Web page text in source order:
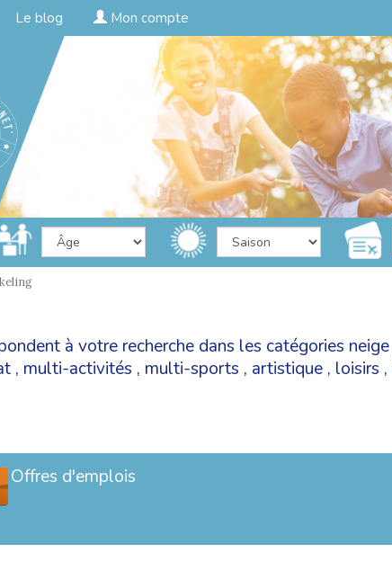
Le blog Mon compte
à votre recherche dans les catégories neige
, multi-activités , multi-sports , artistique , loisirs ,
Offres d'emplois